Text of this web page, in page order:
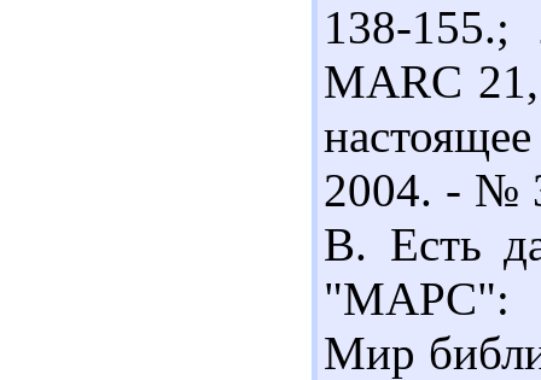
138-
MARC
2004. - №
В. Есть
"МАРС":
Мир